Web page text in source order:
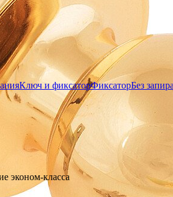
Ключ и фиксаторФиксаторБез
эконом-класса